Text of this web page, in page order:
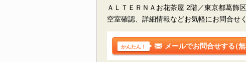
ＡＬＴＥＲＮＡお花茶屋 2階／東京都葛飾
空室確認、詳細情報などお気軽にお問合せ
かんたん！ メールでお問合せする（無